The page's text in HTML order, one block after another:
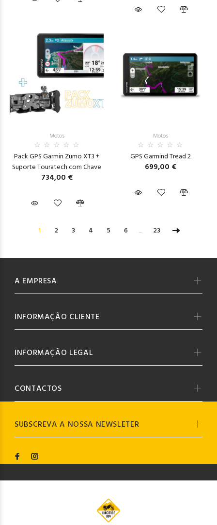
Motos
Pack GPS Garmin Zumo XT3 +
Suporte Touratech com Chave
734,00 €
Motos
GPS Garmind Tread 2
699,00 €
1 2 3 4 5 6 ... 23
SUBSCREVA A NOSSA NEWSLETER
A EMPRESA
INFORMAÇÃO CLIENTE
INFORMAÇÃO LEGAL
CONTACTOS